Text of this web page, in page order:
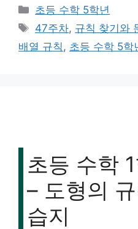
카
테
리
초등 수학 5학년
태
그
47주차, 규칙 찾기와
배열 규칙 , 초등 수학 5학
초등 수학
– 도형의
습지